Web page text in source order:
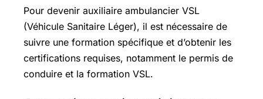
Pour devenir auxiliaire ambulancier VSL
(Véhicule Sanitaire Léger), il est nécessaire de
suivre une formation spécifique et d’obtenir les
certifications requises, notamment le permis de
conduire et la formation VSL.